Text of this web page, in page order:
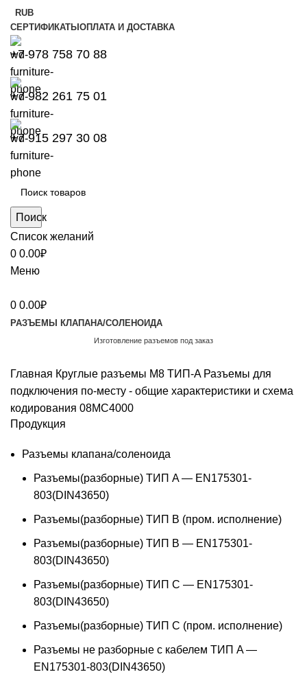
RUB
СЕРТИФИКАТЫОПЛАТА И ДОСТАВКА
+7 978 758 70 88
+7 982 261 75 01
+7 915 297 30 08
Поиск
Список желаний
0 0.00₽
Меню
0 0.00₽
РАЗЪЕМЫ КЛАПАНА/СОЛЕНОИДА
Изготовление разъемов под заказ
Главная Круглые разъемы M8 ТИП-A Разъемы для
подключения по-месту - общие характеристики и схема
кодирования 08MC4000
Продукция
Разъемы клапана/соленоида
Разъемы(разборные) ТИП A — EN175301-
803(DIN43650)
Разъемы(разборные) ТИП В (пром. исполнение)
Разъемы(разборные) ТИП B — EN175301-
803(DIN43650)
Разъемы(разборные) ТИП C — EN175301-
803(DIN43650)
Разъемы(разборные) ТИП С (пром. исполнение)
Разъемы не разборные с кабелем ТИП A —
EN175301-803(DIN43650)